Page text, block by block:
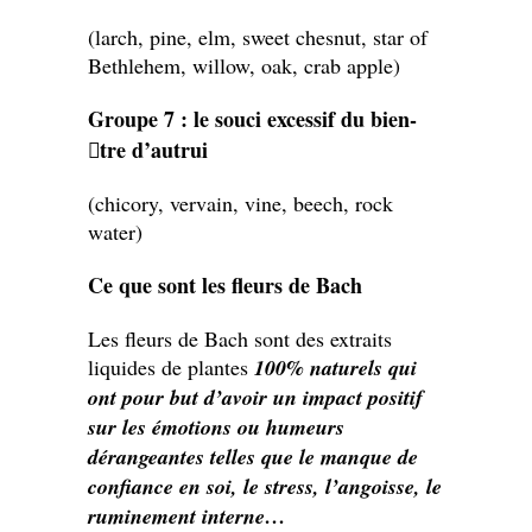
(larch, pine, elm, sweet chesnut, star of
Bethlehem, willow, oak, crab apple)
Groupe 7 : le souci excessif du bien-
tre d’autrui
(chicory, vervain, vine, beech, rock
water)
Ce que sont les fleurs de Bach
Les fleurs de Bach sont des extraits
liquides de plantes 100% naturels qui
ont pour but d’avoir un impact positif
sur les émotions ou humeurs
dérangeantes telles que le manque de
confiance en soi, le stress, l’angoisse, le
ruminement interne…